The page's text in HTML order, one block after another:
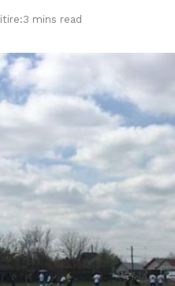
mins read